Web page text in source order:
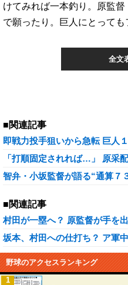
けてみれば一本釣り。原監
で願ったり。巨人にとって
全文
■関連記事
即戦力投手狙いから急転 巨人
「打順固定されれば…」 原采
智弁・小坂監督が語る“通算７
■関連記事
村田が一塁へ？ 原監督が手を
坂本、村田への仕打ち？ ア軍
野球のアクセスランキング
1